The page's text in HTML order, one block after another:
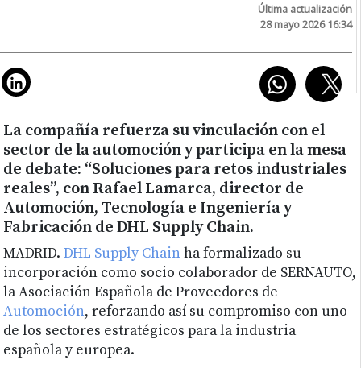
Última actualización
28 mayo 2026 16:34
La compañía refuerza su vinculación con el
sector de la automoción y participa en la mesa
de debate: “Soluciones para retos industriales
reales”, con Rafael Lamarca, director de
Automoción, Tecnología e Ingeniería y
Fabricación de DHL Supply Chain.
MADRID.DHL Supply Chainha formalizado su
incorporación como socio colaborador de SERNAUTO,
la Asociación Española de Proveedores de
Automoción, reforzando así su compromiso con uno
de los sectores estratégicos para la industria
española y europea.